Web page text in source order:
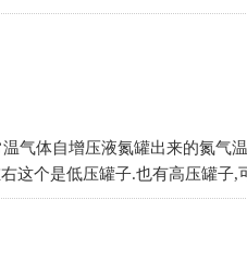
气体自增压液氮罐出来的氮气
这个是低压罐子.也有高压罐子,